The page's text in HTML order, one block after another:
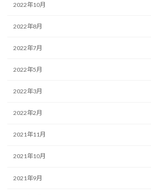
2022年10月
2022年8月
2022年7月
2022年5月
2022年3月
2022年2月
2021年11月
2021年10月
2021年9月